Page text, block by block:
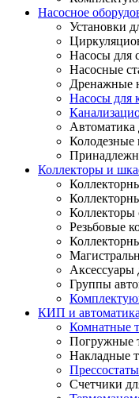
Насосное
Установки
Насосы для
Насосные
Дренажные
Насосы для
Автоматика
Колодезные
Коллекторы и
Коллекторы
Резьбовые
Аксессуары
Группы
КИП и автоматика
Комнатные
Погружные
Накладные
Счетчики